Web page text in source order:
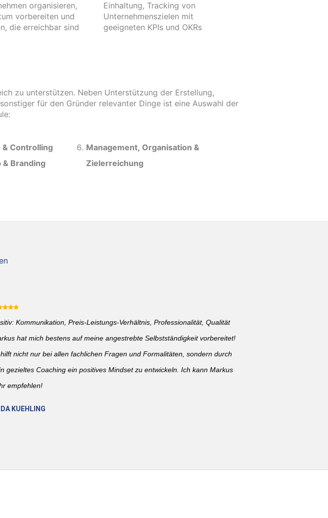
organisieren,
vorbereiten und
die erreichbar sind
Einhaltung, Tracking von
Unternehmenszielen mit
geeigneten KPIs und OKRs
zu unterstützen. Neben Unterstützung der Erstellung,
für den Gründer relevanter Dinge ist eine Auswahl der
& Controlling
Branding
Management, Organisation &
Zielerreichung
Kommunikation, Preis-Leistungs-Verhältnis, Professionalität, Qualität
hat mich bestens auf meine angestrebte Selbstständigkeit vorbereitet!
nicht nur bei allen fachlichen Fragen und Formalitäten, sondern durch
gezieltes Coaching ein positives Mindset zu entwickeln. Ich kann Markus
empfehlen!
KUEHLING